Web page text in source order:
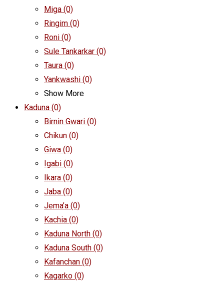
Miga (0)
Ringim (0)
Roni (0)
Sule Tankarkar (0)
Taura (0)
Yankwashi (0)
Show More
Kaduna (0)
Birnin Gwari (0)
Chikun (0)
Giwa (0)
Igabi (0)
Ikara (0)
Jaba (0)
Jema’a (0)
Kachia (0)
Kaduna North (0)
Kaduna South (0)
Kafanchan (0)
Kagarko (0)